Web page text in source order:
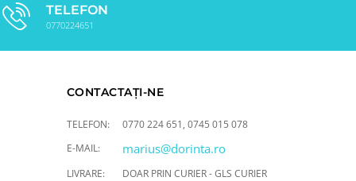
TELEFON
0770224651
CONTACTAȚI-NE
TELEFON: 0770 224 651, 0745 015 078
E-MAIL:
marius@dorinta.ro
LIVRARE: DOAR PRIN CURIER - GLS CURIER